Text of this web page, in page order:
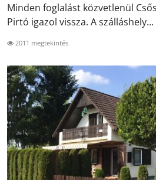
Minden foglalást közvetlenül
Pirtó igazol vissza. A szálláshely...
2011 megtekintés